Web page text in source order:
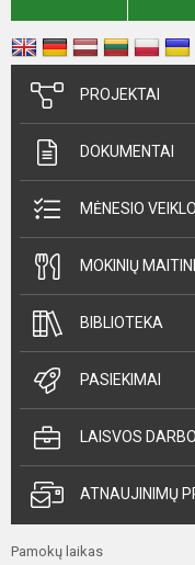
PROJEKTAI
DOKUMENTAI
MĖNESIO
MOKINIŲ
BIBLIOTEKA
PASIEKIMAI
LAISVOS
ATNAUJINIMŲ
Pamokų laikas